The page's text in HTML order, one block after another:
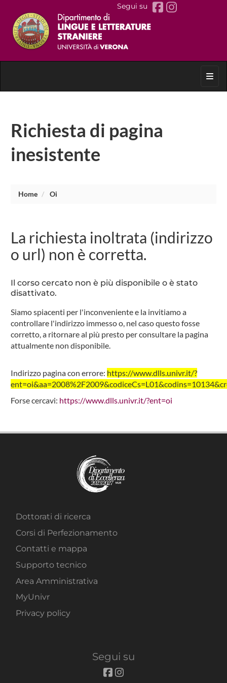
Segui su
Richiesta di pagina
inesistente
Home Oi
La richiesta inoltrata (indirizzo
o url) non è corretta.
Il corso cercato non è più disponibile o è stato
disattivato.
Siamo spiacenti per l'inconveniente e la invitiamo a
controllare l'indirizzo immesso o, nel caso questo fosse
corretto, a ritornare al più presto per consultare la pagina
attualmente non disponibile.
Indirizzo pagina con errore: https://www.dlls.univr.it/?
Forse cercavi: https://www.dlls.univr.it/?ent=oi
Dottorati di ricerca
Corsi di Perfezionamento
Contatti e mappa
Supporto tecnico
Area Amministrativa
MyUnivr
Privacy policy
Segui su